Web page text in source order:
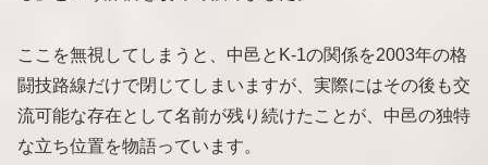
ここを無視してしまうと、中邑とK-1の関係を2003年の格
闘技路線だけで閉じてしまいますが、実際にはその後も交
流可能な存在として名前が残り続けたことが、中邑の独特
な立ち位置を物語っています。